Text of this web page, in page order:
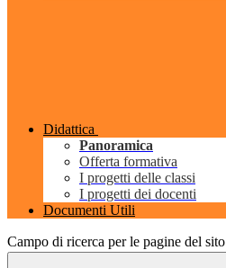
Didattica
Panoramica
Offerta formativa
I progetti delle classi
I progetti dei docenti
Documenti Utili
Campo di ricerca per le pagine del sito